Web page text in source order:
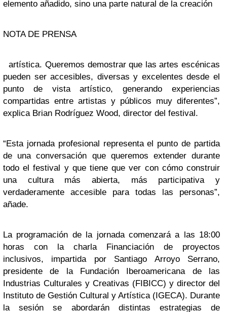
elemento añadido, sino una parte natural de la creación
NOTA DE PRENSA
artística. Queremos demostrar que las artes escénicas
pueden ser accesibles, diversas y excelentes desde el
punto de vista artístico, generando experiencias
compartidas entre artistas y públicos muy diferentes”,
explica Brian Rodríguez Wood, director del festival.
“Esta jornada profesional representa el punto de partida
de una conversación que queremos extender durante
todo el festival y que tiene que ver con cómo construir
una cultura más abierta, más participativa y
verdaderamente accesible para todas las personas”,
añade.
La programación de la jornada comenzará a las 18:00
horas con la charla Financiación de proyectos
inclusivos, impartida por Santiago Arroyo Serrano,
presidente de la Fundación Iberoamericana de las
Industrias Culturales y Creativas (FIBICC) y director del
Instituto de Gestión Cultural y Artística (IGECA). Durante
la sesión se abordarán distintas estrategias de